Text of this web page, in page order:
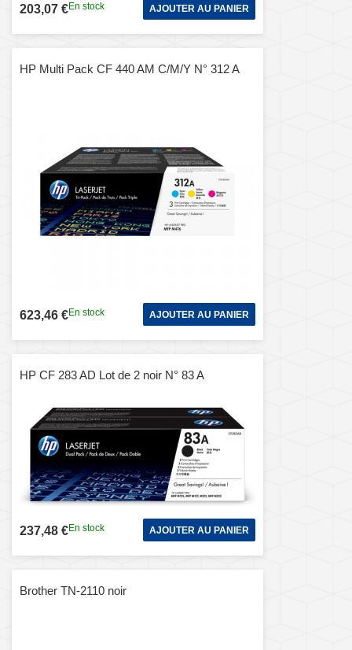
203,07 €En stock AJOUTER AU PANIER
HP Multi Pack CF 440 AM C/M/Y N° 312 A
623,46 €En stock AJOUTER AU PANIER
HP CF 283 AD Lot de 2 noir N° 83 A
237,48 €En stock AJOUTER AU PANIER
Brother TN-2110 noir